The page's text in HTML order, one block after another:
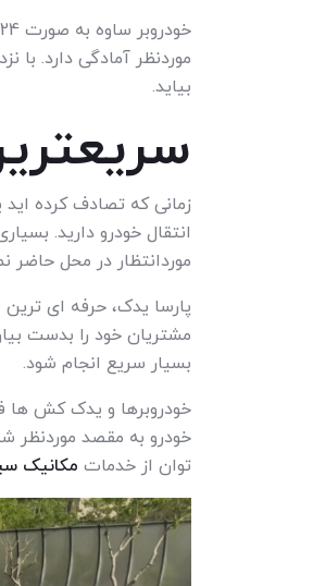
موردنظر آمادگی دارد.
بیاید.
زمانی که تصادف کرده
انتقال خودرو دارید.
موردانتظار در محل حاضر
پارسا یدک، حرفه ای
مشتریان خود را بدست
بسیار سریع انجام شود.
خودروبرها و یدک کش ها
خودرو به مقصد موردنظر
توان از خدمات مکانیک